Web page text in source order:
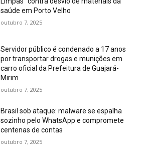
saúde em Porto Velho
outubro 7, 2025
Servidor público é condenado a 17 anos
por transportar drogas e munições em
carro oficial da Prefeitura de Guajará-
Mirim
outubro 7, 2025
Brasil sob ataque: malware se espalha
sozinho pelo WhatsApp e compromete
centenas de contas
outubro 7, 2025